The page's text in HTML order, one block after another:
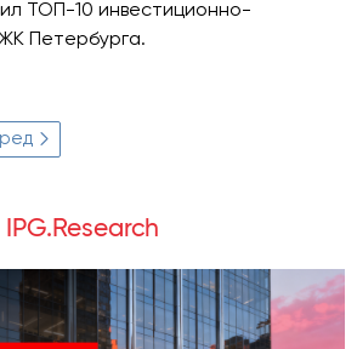
ТОП-10 инвестиционно-
Петербурга.